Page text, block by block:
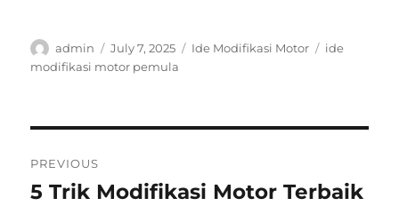
Author
admin
Posted
on
July 7, 2025 Categories
Ide Modifikasi Motor Tags
ide
modifikasi motor pemula
navigation
PREVIOUS
Previous
5 Trik Modifikasi Motor Terbaik